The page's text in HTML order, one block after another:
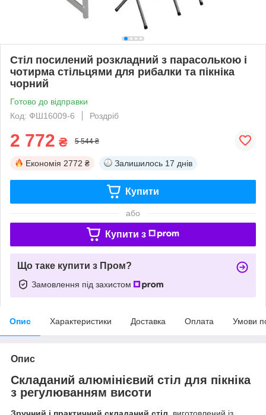
Стіл посилений розкладний з парасолькою і
чотирма стільцями для рибалки та пікніка
чорний
Готово до відправки
Код: ФШ16009-6
Роздріб
2 772 ₴ 5 544 ₴
Економія 2772 ₴ Залишилось 17 днів
Купити
або
Купити з
Що таке купити з Пром?
Замовлення під захистом
Опис Характеристики Доставка Оплата Умови
Опис
Складаний алюмінієвий стіл для пікніка
з регулюванням висоти